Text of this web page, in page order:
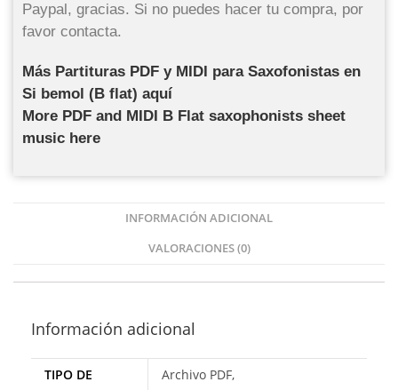
Paypal, gracias. Si no puedes hacer tu compra, por
favor contacta.
Más Partituras PDF y MIDI para Saxofonistas en
Si bemol (B flat) aquí
More PDF and MIDI B Flat saxophonists sheet
music here
INFORMACIÓN ADICIONAL
VALORACIONES (0)
Información adicional
TIPO DE
Archivo PDF,